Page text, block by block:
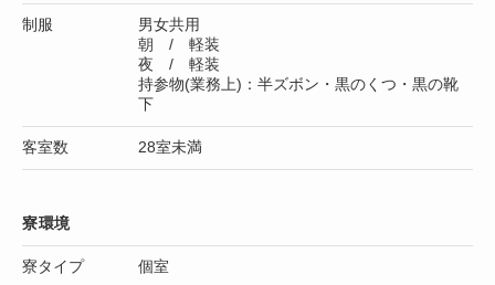
制服
男女共用
朝 / 軽装
夜 / 軽装
持参物(業務上)：半ズボン・黒のくつ・黒の靴
下
客室数 28室未満
寮環境
寮タイプ 個室